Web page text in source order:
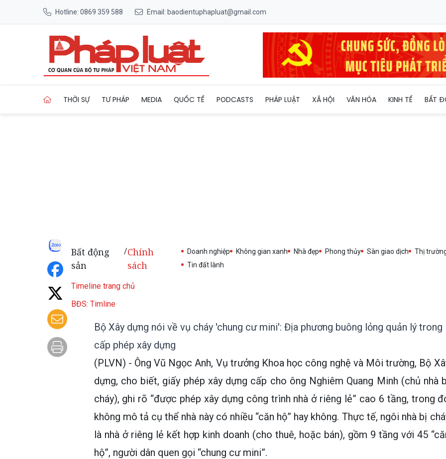
Hotline: 0869 359 588 Email: baodientuphapluat@gmail.com
THỜI SỰ TƯ PHÁP MEDIA QUỐC TẾ PODCASTS PHÁP LUẬT XÃ HỘI VĂN HÓA KINH TẾ BẤT
Bất động
sản
/Chính
sách
Doanh nghiệp Không gian xanh Nhà đẹp Phong thủy Sàn giao dịch
Thị
Tin đất lành
Timeline trang chủ
BĐS: Timline
Bộ Xây dựng nói về vụ cháy 'chung cư mini': Địa phương buông lỏng quản lý trong
cấp phép xây dựng
(PLVN) - Ông Vũ Ngọc Anh, Vụ trưởng Khoa học công nghệ và Môi trường, Bộ
dựng, cho biết, giấy phép xây dựng cấp cho ông Nghiêm Quang Minh (chủ nhà
cháy), ghi rõ “được phép xây dựng công trình nhà ở riêng lẻ” cao 6 tầng, trong
không mô tả cụ thể nhà này có nhiều “căn hộ” hay không. Thực tế, ngôi nhà bị
là nhà ở riêng lẻ kết hợp kinh doanh (cho thuê, hoặc bán), gồm 9 tầng với 45
hộ”, người dân quen gọi “chung cư mini”.